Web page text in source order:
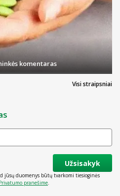
Visi straipsniai
komentaras
Užsisakyk
jūsų duomenys būtų tvarkomi tiesioginės
pranešime.